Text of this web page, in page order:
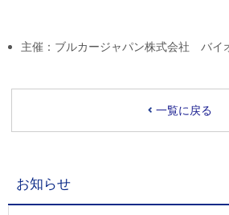
主催：ブルカージャパン株式会社 バイ
一覧に戻る
お知らせ